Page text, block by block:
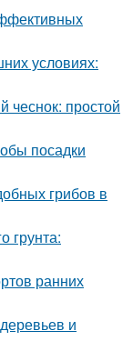
условиях:
чеснок: простой
посадки
грибов в
грунта:
ранних
и